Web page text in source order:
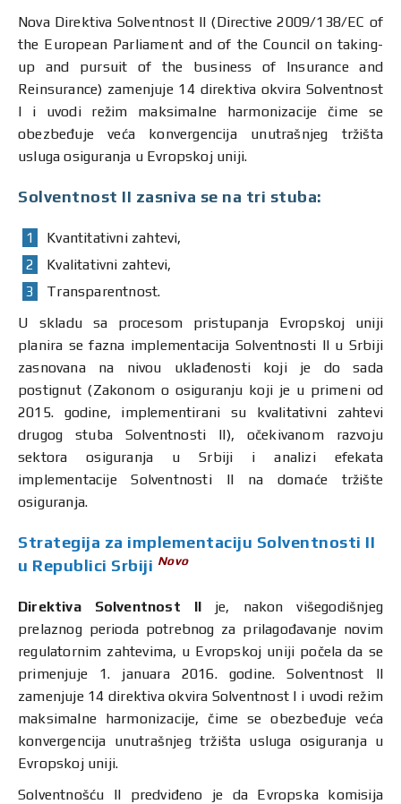
Nova Direktiva Solventnost II (Directive 2009/138/EC of
the European Parliament and of the Council on taking-
up and pursuit of the business of Insurance and
Reinsurance) zamenjuje 14 direktiva okvira Solventnost
I i uvodi režim maksimalne harmonizacije čime se
obezbeđuje veća konvergencija unutrašnjeg tržišta
usluga osiguranja u Evropskoj uniji.
Solventnost II zasniva se na tri stuba:
Kvantitativni zahtevi,
Kvalitativni zahtevi,
Transparentnost.
U skladu sa procesom pristupanja Evropskoj uniji
planira se fazna implementacija Solventnosti II u Srbiji
zasnovana na nivou uklađenosti koji je do sada
postignut (Zakonom o osiguranju koji je u primeni od
2015. godine, implementirani su kvalitativni zahtevi
drugog stuba Solventnosti II), očekivanom razvoju
sektora osiguranja u Srbiji i analizi efekata
implementacije Solventnosti II na domaće tržište
osiguranja.
Strategija za implementaciju Solventnosti II
u Republici Srbiji Novo
Direktiva Solventnost II je, nakon višegodišnjeg
prelaznog perioda potrebnog za prilagođavanje novim
regulatornim zahtevima, u Evropskoj uniji počela da se
primenjuje 1. januara 2016. godine. Solventnost II
zamenjuje 14 direktiva okvira Solventnost I i uvodi režim
maksimalne harmonizacije, čime se obezbeđuje veća
konvergencija unutrašnjeg tržišta usluga osiguranja u
Evropskoj uniji.
Solventnošću II predviđeno je da Evropska komisija